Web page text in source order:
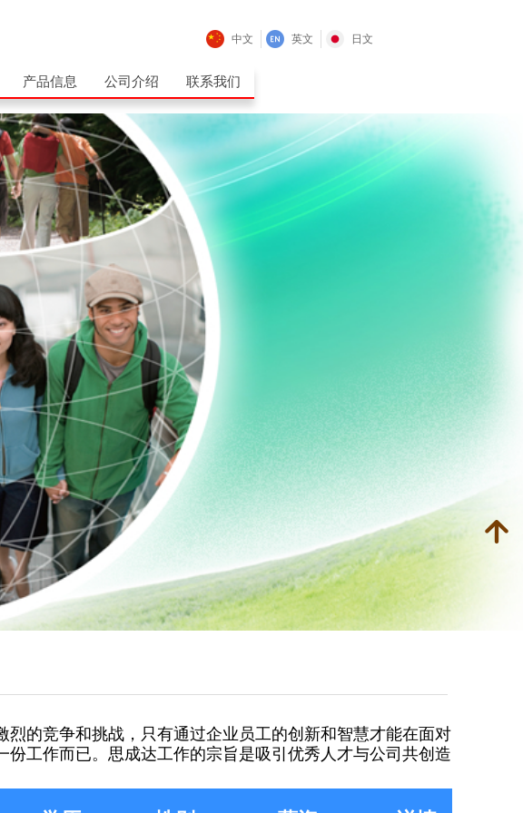
产品信息 公司介绍 联系我们
中文 英文 日文
的竞争和挑战，只有通过企业员工的创新和智慧才能在面对
工作而已。思成达工作的宗旨是吸引优秀人才与公司共创造
녕